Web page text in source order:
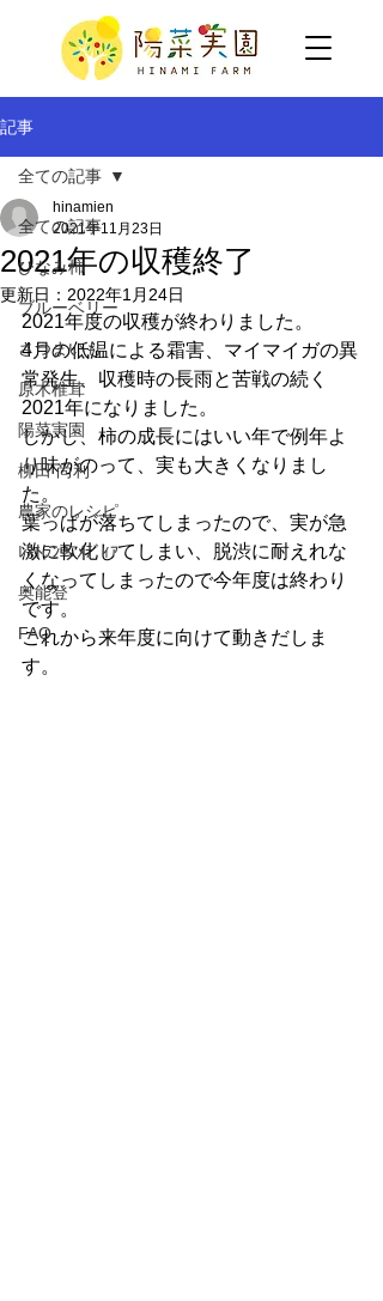
記事
全ての記事
ひなみ柿
ブルーベリー
さつまいも
原木椎茸
陽菜実園
柳田 尚利
農家のレシピ
ﾚｽﾄﾗﾝ＆ﾒﾃﾞｨｱ
奥能登
FAQ
全ての記事
2021年の収穫終了
hinamien
2021年11月23日
更新日： 2022年1月24日
2021年度の収穫が終わりました。
4月の低温による霜害、マイマイガの異
常発生、収穫時の長雨と苦戦の続く
2021年になりました。
しかし、柿の成長にはいい年で例年よ
り味がのって、実も大きくなりまし
た。
葉っぱが落ちてしまったので、実が急
激に軟化してしまい、脱渋に耐えれな
くなってしまったので今年度は終わり
です。
これから来年度に向けて動きだしま
す。